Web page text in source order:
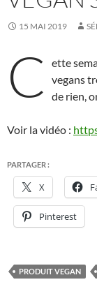
15 MAI 2019
C
ette
vegans
de rien,
Voir la vidéo :
PARTAGER :
X
Pinterest
PRODUIT VEGAN